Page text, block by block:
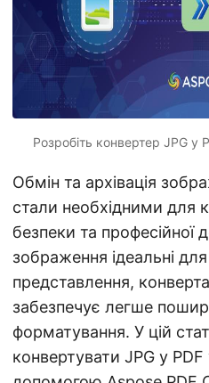
Розробіть конвертер JPG у
Обмін та архівація
стали необхідними для
безпеки та професійної
зображення ідеальні для
представлення,
забезпечує легше
форматування. У цій
конвертувати JPG у